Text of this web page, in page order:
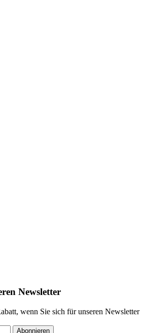
Newsletter
wenn Sie sich für unseren Newsletter
Abonnieren